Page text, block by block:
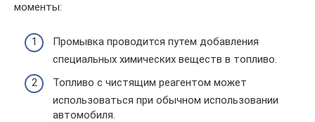
моменты:
Промывка проводится путем добавления
специальных химических веществ в топливо.
Топливо с чистящим реагентом может
использоваться при обычном использовании
автомобиля.